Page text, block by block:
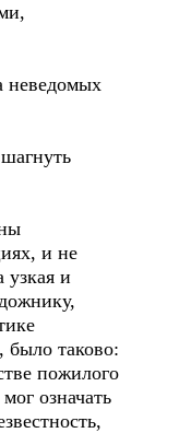
неведомых
и не
узкая и
было таково:
пожилого
означать